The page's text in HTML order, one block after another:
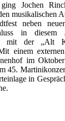
Jochen
musikalischen
neben
in
mit der „Alt
einem
im
45.
in